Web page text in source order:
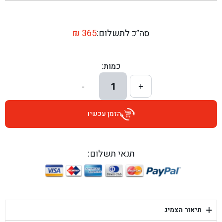
בן גל - דרך השבעה 20, אזור - אזור
בן גל - הרצל 6, גדרה - גדרה
בן גל - שדרות דוד בן גוריון 8, באר שבע - באר שבע
בן גל - היובלים 26, הוד השרון - הוד השרון
בן גל - יפת 88, תל אביב יפו - תל אביב
סה״כ לתשלום: ₪ 365
כמות:
+
1
-
הזמן עכשיו
תנאי תשלום:
+ תיאור הצמיג